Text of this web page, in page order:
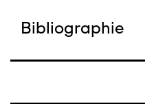
Bibliographie